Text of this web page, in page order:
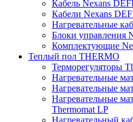
Кабель Nexans
Кабели Nexans
Нагревательные
Блоки управления
Комплектующие
Теплый пол THERMO
Терморегуляторы
Нагревательные
Нагревательные
Нагревательные
Thermomat LP
Нагревательный